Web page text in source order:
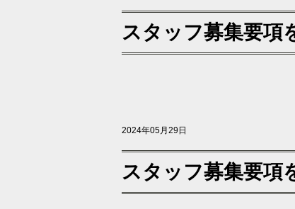
スタッフ募集要項
2024年05月29日
スタッフ募集要項